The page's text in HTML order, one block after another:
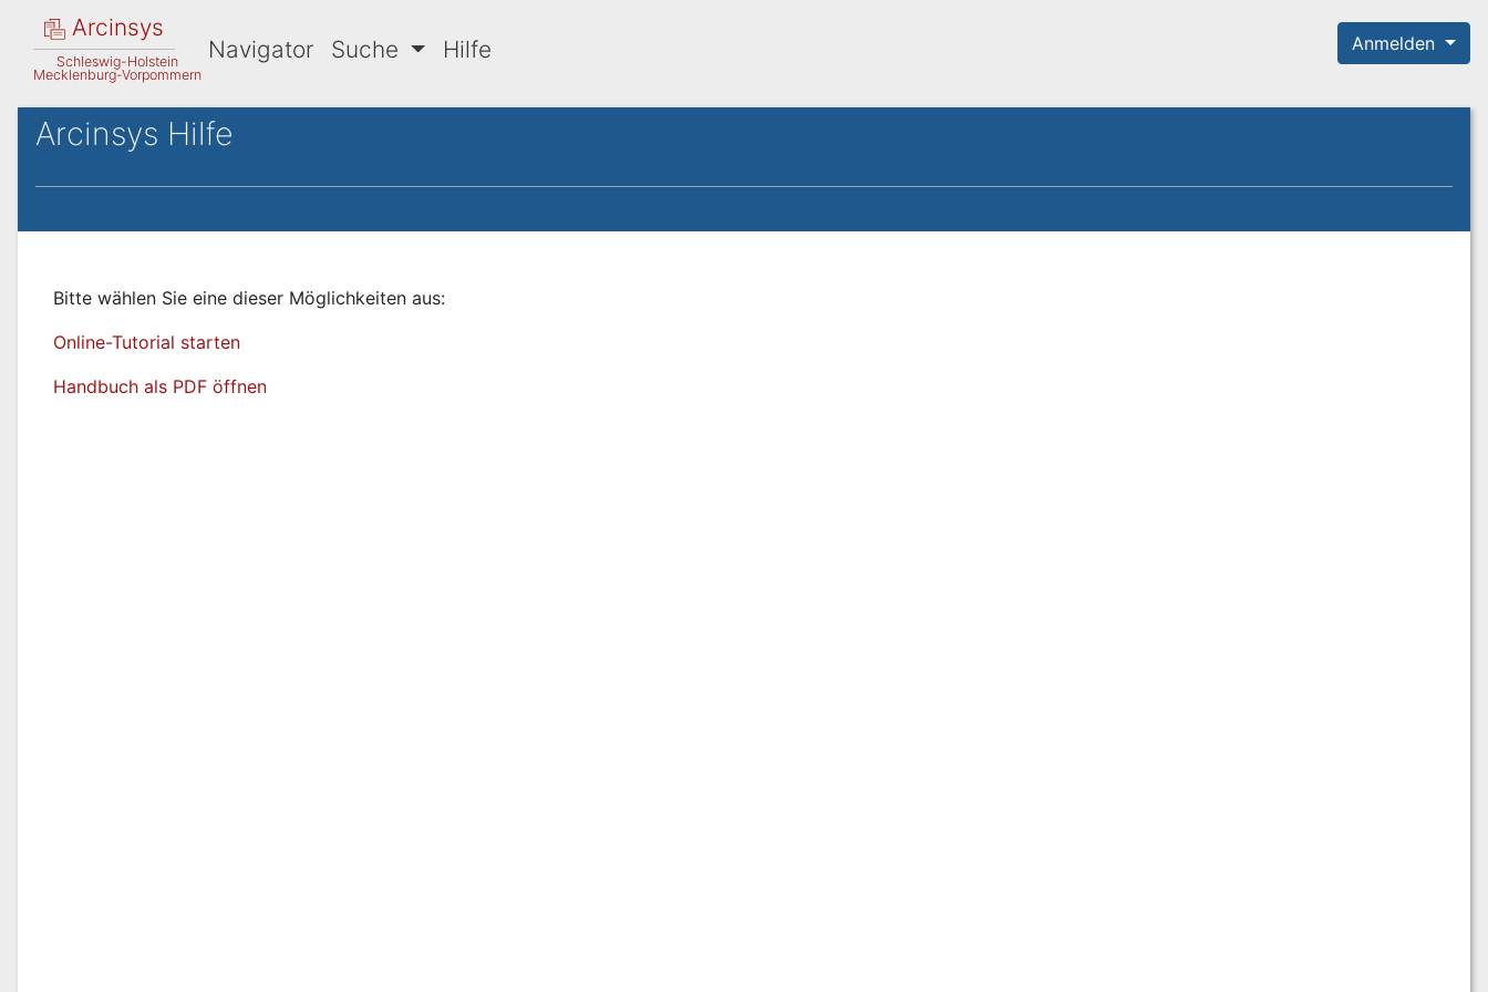
Arcinsys
Schleswig-Holstein
Mecklenburg-Vorpommern
Navigator Suche Hilfe Anmelden
Arcinsys Hilfe
Bitte wählen Sie eine dieser Möglichkeiten aus:
Online-Tutorial starten
Handbuch als PDF öffnen